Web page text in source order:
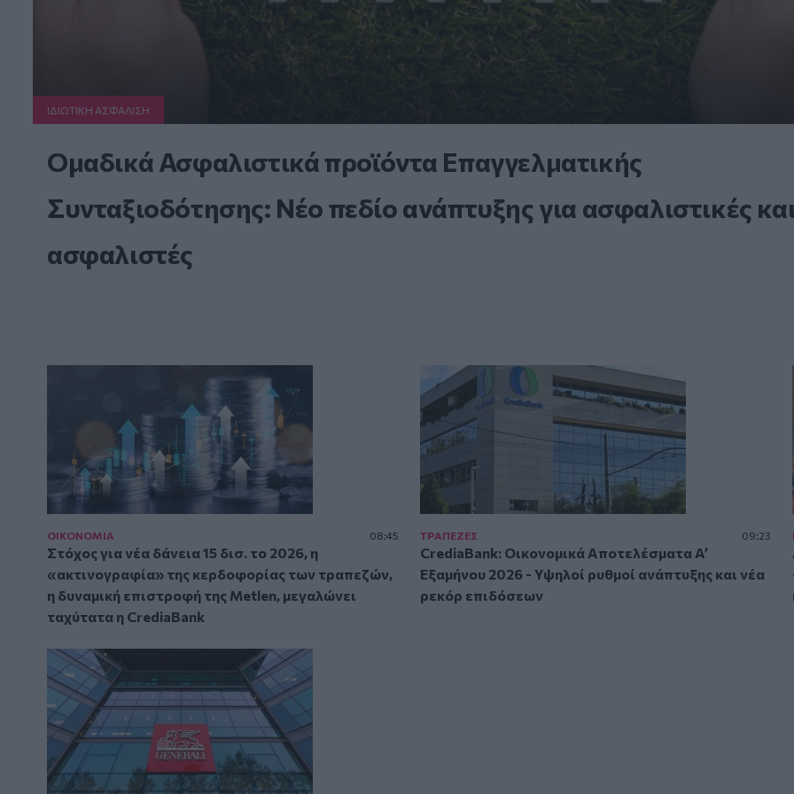
ΙΔΙΩΤΙΚΗ ΑΣΦAΛΙΣΗ
Ομαδικά Ασφαλιστικά προϊόντα Επαγγελματικής
Συνταξιοδότησης: Νέο πεδίο ανάπτυξης για ασφαλιστικές
ασφαλιστές
ΟΙΚΟΝΟΜΙΑ 08:45
Στόχος για νέα δάνεια 15 δισ. το 2026, η
«ακτινογραφία» της κερδοφορίας των τραπεζών,
η δυναμική επιστροφή της Metlen, μεγαλώνει
ταχύτατα η CrediaBank
ΤΡAΠΕΖΕΣ 09:23
CrediaBank: Οικονομικά Αποτελέσματα A’
Εξαμήνου 2026 - Υψηλοί ρυθμοί ανάπτυξης και νέα
ρεκόρ επιδόσεων